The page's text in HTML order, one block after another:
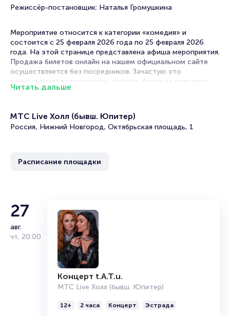
Режиссёр-постановщик: Наталья Громушкина
Мероприятие относится к категории «комедия» и
состоится с 25 февраля 2026 года по 25 февраля 2026
года. На этой странице представлена афиша мероприятия.
Продажа билетов онлайн на нашем официальном сайте
осуществляется без посредников. Зачастую это
единственная возможность достать билет на спектакль.
Portalbilet – удобный и надежный сервис для покупки и
продажи билетов на мероприятия разного формата.
ваше имя занимает не более двух минут. Билеты на «В
Полезные ссылки
Подробнее о том, как вернуть, сдать или продать билет
читайте в разделах:
Продать билет
Организаторам
Читать дальше
МТС Live Холл (бывш. Юпитер)
Россия, Нижний Новгород, Октябрьская площадь, 1
Расписание площадки
27
авг.
чт, 20:00
Концерт t.A.T.u.
МТС Live Холл (бывш. Юпитер)
12+ 2 часа Концерт Эстрада